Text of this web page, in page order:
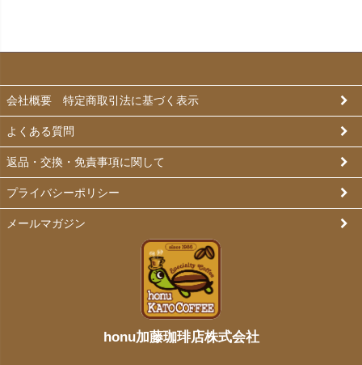
honu加藤珈琲店株式会社
会社概要 特定商取引法に基づく表示
よくある質問
返品・交換・免責事項に関して
プライバシーポリシー
メールマガジン